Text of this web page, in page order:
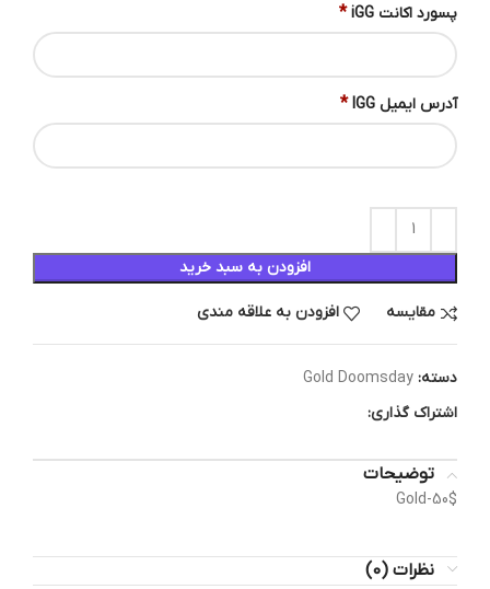
پسورد اکانت iGG *
آدرس ایمیل IGG *
افزودن به سبد خرید
مقایسه افزودن به علاقه مندی
دسته: Gold Doomsday
اشتراک گذاری:
توضیحات
Gold-50$
نظرات (0)